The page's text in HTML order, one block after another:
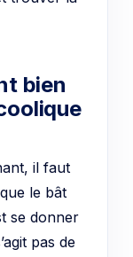
bien
il faut
le bât
se donner
pas de